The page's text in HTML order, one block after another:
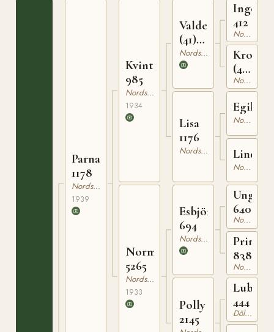
Parnass
1178
Nordsvensk Brukshäst
1939
Kvint
985
Nordsvensk Brukshäst
1934
Norma
5265
Nordsvensk Brukshäst
1933
Valde
(41)
643 Nordsvensk Brukshäst
Lisa
1176
Nordsvensk Brukshäst
Esbjörn
694
Nordsvensk Brukshäst
Polly
2145
412
Nordsvensk Brukshäst
Krona
(41)
1048
Nordsvensk Brukshäst
Egil
Nordsvensk Brukshäst
Linda
Nordsvensk Brukshäst
Unger
640
Nordsvensk Brukshäst
Prima
838
Nordsvensk Brukshäst
Lubben
444
Dölehäst